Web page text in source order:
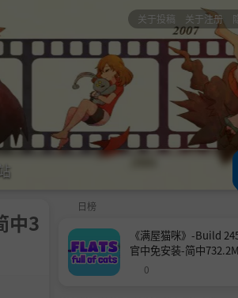
关于投稿 关于注册
中3
日榜
《满屋猫咪》-Build
官中免安装-简中
0